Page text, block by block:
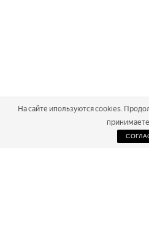
На сайте ипользуются cookies.
принимаете